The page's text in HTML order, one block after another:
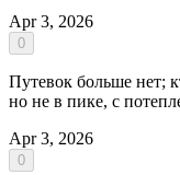
Apr 3, 2026
0
Путевок больше нет;
но не в пике, с
Apr 3, 2026
0